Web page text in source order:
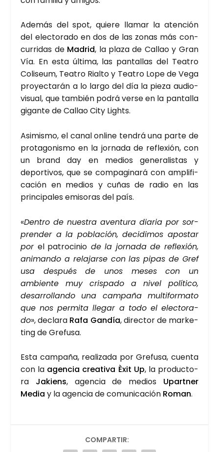
Ade­más del spot, quie­re lla­mar la aten­ción
del elec­to­ra­do en dos de las zonas más con­
cu­rri­das de Madrid, la pla­za de Callao y Gran
Vía. En esta últi­ma, las pan­ta­llas del Tea­tro
Coli­seum, Tea­tro Rial­to y Tea­tro Lope de Vega
pro­yec­ta­rán a lo lar­go del día la pie­za audio­
vi­sual, que tam­bién podrá ver­se en la pan­ta­lla
gigan­te de Callao City Lights.
Asi­mis­mo, el canal onli­ne ten­drá una par­te de
pro­ta­go­nis­mo en la jor­na­da de refle­xión, con
un brand day en medios gene­ra­lis­tas y
depor­ti­vos, que se com­pa­gi­na­rá con ampli­fi­
ca­ción en medios y cuñas de radio en las
prin­ci­pa­les emi­so­ras del país.
«Den­tro de nues­tra aven­tu­ra dia­ria por sor­
pren­der a la pobla­ción, deci­di­mos apos­tar
por el patro­ci­nio de la jor­na­da de refle­xión,
ani­man­do a rela­jar­se con las pipas de Gre­f
u­sa des­pués de unos meses con un
ambien­te muy cris­pa­do a nivel polí­ti­co,
desa­rro­llan­do una cam­pa­ña mul­ti­for­ma­to
que nos per­mi­ta lle­gar a todo el elec­to­ra­
do», decla­ra Rafa Gan­día, direc­tor de mar­ke­
ting de Gre­fu­sa.
Esta cam­pa­ña, rea­li­za­da por Gre­fu­sa, cuen­ta
con la agen­cia crea­ti­va Èxit Up, la pro­duc­to­
ra Jakiens, agen­cia de medios Upart­ner
Media y la agen­cia de comu­ni­ca­ción Roman.
COMPARTIR: